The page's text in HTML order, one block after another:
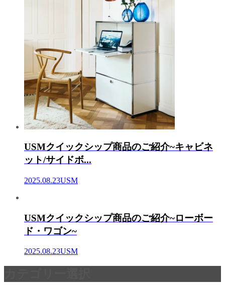
USMクイックシップ商品のご紹介~キャビネ
ット/サイドボ...
2025.08.23USM
USMクイックシップ商品のご紹介~ローボー
ド・ワゴン~
2025.08.23USM